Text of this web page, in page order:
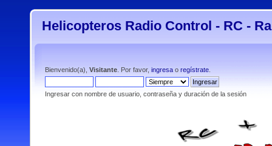
Helicopteros Radio Control - RC -
Bienvenido(a), Visitante . Por favor, ingresa o regístrate
Ingresar con nombre de usuario, contraseña y duración de la sesión